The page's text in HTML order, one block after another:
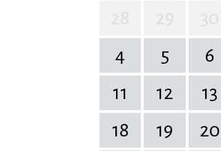
4
5 6
11
12 13
18
19 20